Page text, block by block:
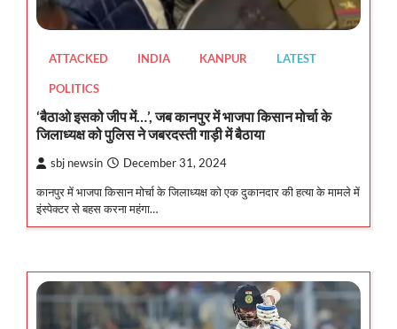
ATTACKED INDIA KANPUR LATEST
POLITICS
‘बैठाओ इसको जीप में…’, जब कानपुर में भाजपा किसान मोर्चा के
जिलाध्यक्ष को पुलिस ने जबरदस्ती गाड़ी में बैठाया
sbj newsin December 31, 2024
कानपुर में भाजपा किसान मोर्चा के जिलाध्यक्ष को एक दुकानदार की हत्या के मामले में
इंस्पेक्टर से बहस करना महंगा…